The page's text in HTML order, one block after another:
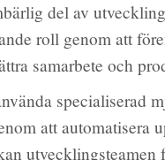
del av
roll genom att
samarbete och
specialiserad
att automatisera
utvecklingsteamen